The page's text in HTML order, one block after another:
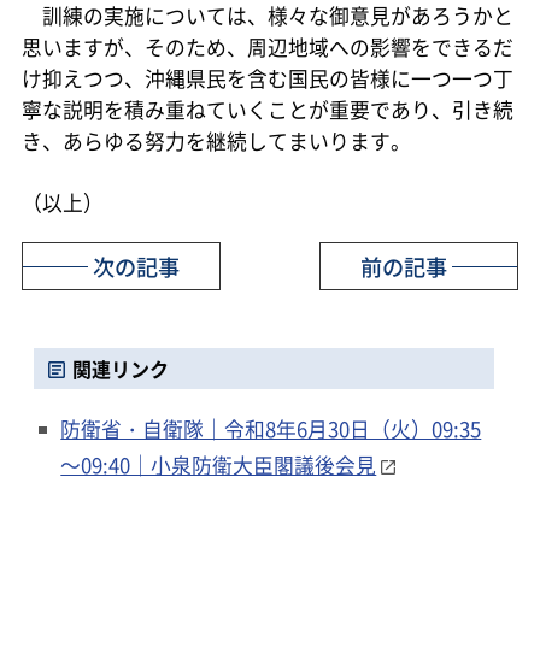
訓練の実施については、様々な御意見があろうかと
思いますが、そのため、周辺地域への影響をできるだ
け抑えつつ、沖縄県民を含む国民の皆様に一つ一つ丁
寧な説明を積み重ねていくことが重要であり、引き続
き、あらゆる努力を継続してまいります。
（以上）
前の記事
次の記事
関連リンク
防衛省・自衛隊｜令和8年6月30日（火）09:35
～09:40｜小泉防衛大臣閣議後会見